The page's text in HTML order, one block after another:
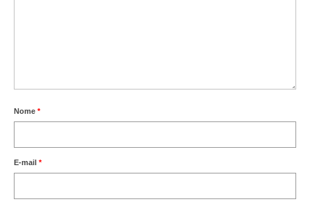
Nome *
E-mail *